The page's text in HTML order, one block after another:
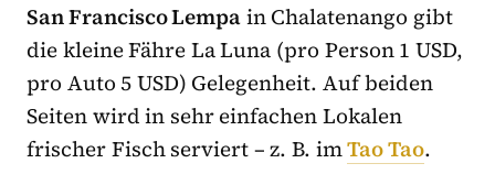
San Francisco Lempain Chalatenango gibt
die kleine Fähre La Luna (pro Person 1 USD,
pro Auto 5 USD) Gelegenheit. Auf beiden
Seiten wird in sehr einfachen Lokalen
frischer Fisch serviert – z. B. imTao Tao.